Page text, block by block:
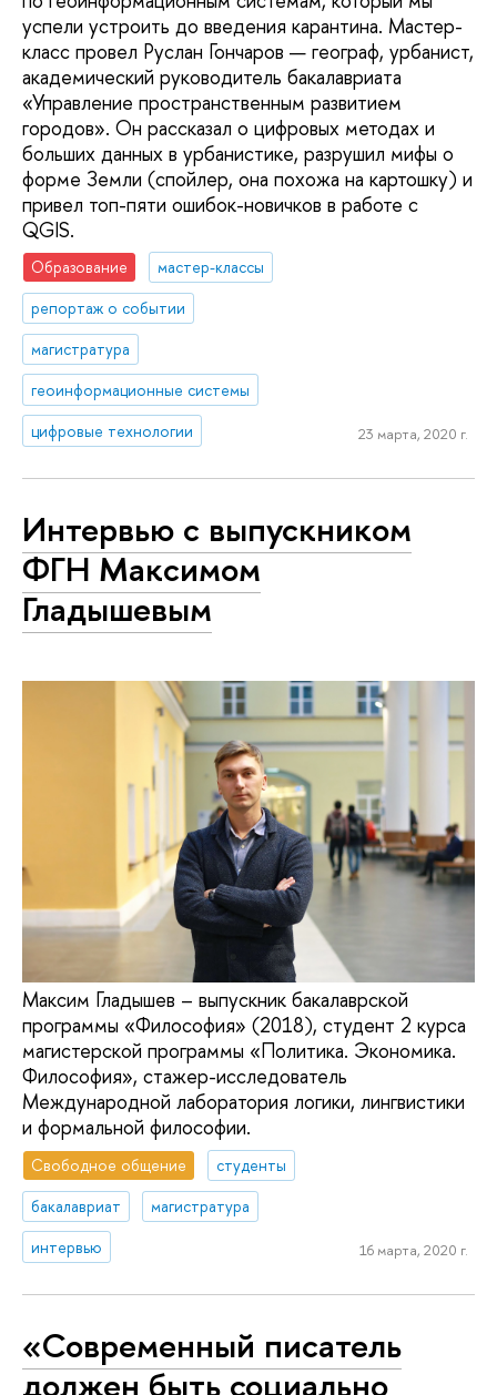
успели устроить до введения карантина. Мастер-
класс провел Руслан Гончаров — географ, урбанист,
академический руководитель бакалавриата
«Управление пространственным развитием
городов». Он рассказал о цифровых методах и
больших данных в урбанистике, разрушил мифы о
форме Земли (спойлер, она похожа на картошку) и
привел топ-пяти ошибок-новичков в работе с
QGIS.
Образование
мастер-классы
репортаж о событии
магистратура
геоинформационные системы
цифровые технологии
23 марта, 2020 г.
Интервью с выпускником
ФГН Максимом
Гладышевым
Максим Гладышев – выпускник бакалаврской
программы «Философия» (2018), студент 2 курса
магистерской программы «Политика. Экономика.
Философия», стажер-исследователь
Международной лаборатория логики, лингвистики
и формальной философии.
Свободное общение
студенты
бакалавриат
магистратура
интервью
16 марта, 2020 г.
«Современный писатель
должен быть социально